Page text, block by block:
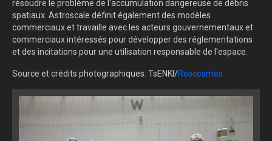
résoudre le problème de l'accumulation dangereuse de débris
spatiaux. Astroscale définit également des modèles
commerciaux et travaille avec les acteurs gouvernementaux et
commerciaux intéressés pour développer des réglementations
et des incitations pour une utilisation responsable de l'espace.
Source et crédits photographiques: TsENKI/Roscosmos